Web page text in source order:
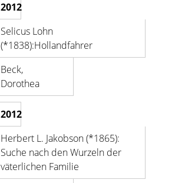
2012
Selicus Lohn
(*1838):Hollandfahrer
Beck,
Dorothea
2012
Herbert L. Jakobson (*1865):
Suche nach den Wurzeln der
väterlichen Familie